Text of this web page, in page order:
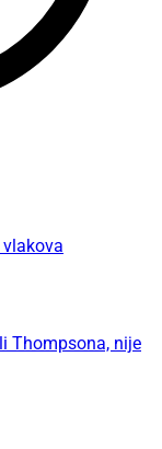
Thompsona, nije